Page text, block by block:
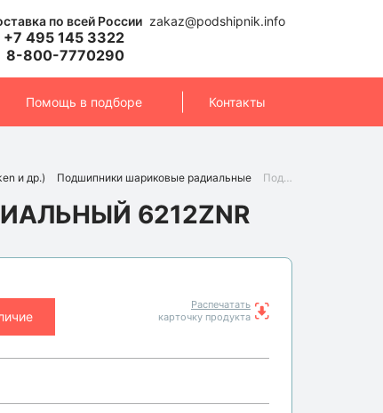
по всей России zakaz@podshipnik.info
+7 495 145 3322
8-800-7770290
Помощь в подборе Контакты
и др.) Подшипники шариковые радиальные Подшипник 6212ZNR (NTN)
6212ZNR
Распечатать
карточку продукта